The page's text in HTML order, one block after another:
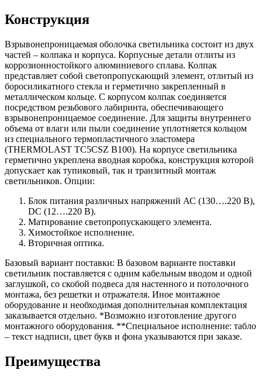
Конструкция
Взрывонепроницаемая оболочка светильника состоит из двух
частей – колпака и корпуса. Корпусные детали отлиты из
коррозионностойкого алюминиевого сплава. Колпак
представляет собой светопропускающий элемент, отлитый из
боросиликатного стекла и герметично закрепленный в
металлическом кольце. С корпусом колпак соединяется
посредством резьбового лабиринта, обеспечивающего
взрывонепроницаемое соединение. Для защиты внутреннего
объема от влаги или пыли соединение уплотняется кольцом
из специального термопластичного эластомера
(THERMOLAST TC5CSZ B100). На корпусе светильника
герметично укреплена вводная коробка, конструкция которой
допускает как тупиковый, так и транзитный монтаж
светильников. Опции:
Блок питания различных напряжений АС (130….220 В),
DC (12….220 В).
Матирование светопропускающего элемента.
Химостойкое исполнение.
Вторичная оптика.
Базовый вариант поставки: В базовом варианте поставки
светильник поставляется с одним кабельным вводом и одной
заглушкой, со скобой подвеса для настенного и потолочного
монтажа, без решетки и отражателя. Иное монтажное
оборудование и необходимая дополнительная комплектация
заказывается отдельно. *Возможно изготовление другого
монтажного оборудования. **Специальное исполнение: табло
– текст надписи, цвет букв и фона указываются при заказе.
Преимущества